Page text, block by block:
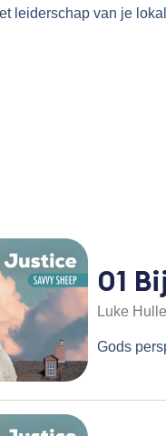
leiderschap van je
01
Luke
Gods